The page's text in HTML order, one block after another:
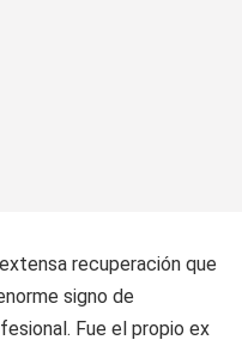
recuperación que
signo de
Fue el propio ex